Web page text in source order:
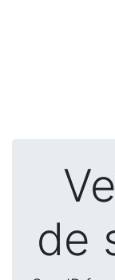
de